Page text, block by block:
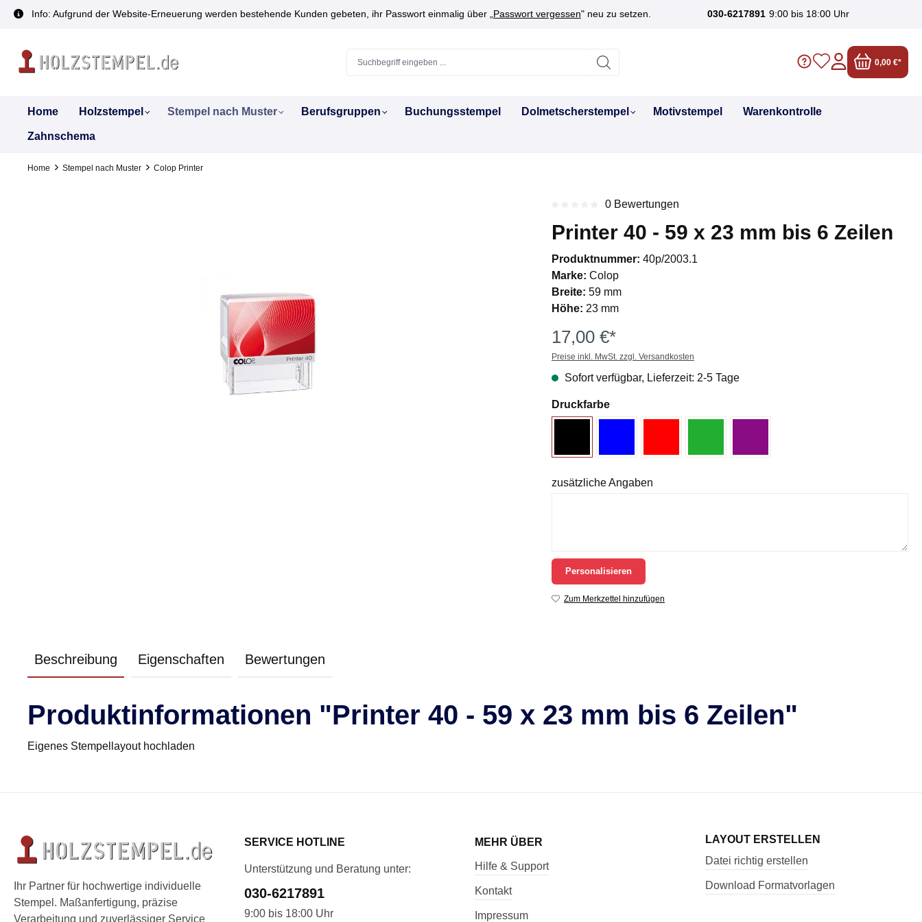
springen
Info: Aufgrund der Website-Erneuerung werden bestehende Kunden gebeten, ihr Passwort einmalig über „ Passwort vergessen" neu zu setzen. 030-6217891 9:00 bis 18:00 Uhr
0,00 €*
Home Holzstempel Stempel nach Muster Berufsgruppen Buchungsstempel Dolmetscherstempel Motivstempel Warenkontrolle
Zahnschema
Home Stempel nach Muster Colop Printer
0 Bewertungen
Printer 40 - 59 x 23 mm bis 6 Zeilen
Produktnummer: 40p/2003.1
Marke: Colop
Breite: 59 mm
Höhe: 23 mm
17,00 €*
Preise inkl. MwSt. zzgl. Versandkosten
Sofort verfügbar, Lieferzeit: 2-5 Tage
Druckfarbe
zusätzliche Angaben
Personalisieren
Zum Merkzettel hinzufügen
Beschreibung Eigenschaften Bewertungen
Produktinformationen "Printer 40 - 59 x 23 mm bis 6 Zeilen"
Eigenes Stempellayout hochladen
Ihr Partner für hochwertige individuelle
Stempel. Maßanfertigung, präzise
Verarbeitung und zuverlässiger Service
SERVICE HOTLINE
Unterstützung und Beratung unter:
030-6217891
9:00 bis 18:00 Uhr
MEHR ÜBER
Hilfe & Support
Kontakt
Impressum
LAYOUT ERSTELLEN
Datei richtig erstellen
Download Formatvorlagen